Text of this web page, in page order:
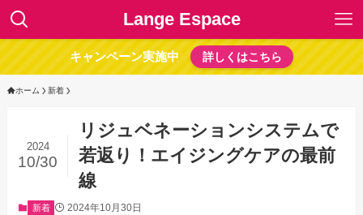
Lange Espace
キャンペーン実施中 詳しくはこちら
ホーム 新着
リジュベネーションシステムで
若返り！エイジングケアの最前
線
2024
10/30
新着 2024年10月30日